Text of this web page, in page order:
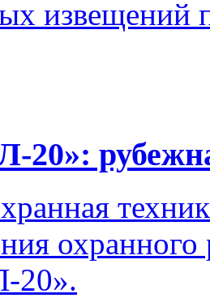
извещений
охранного
20».